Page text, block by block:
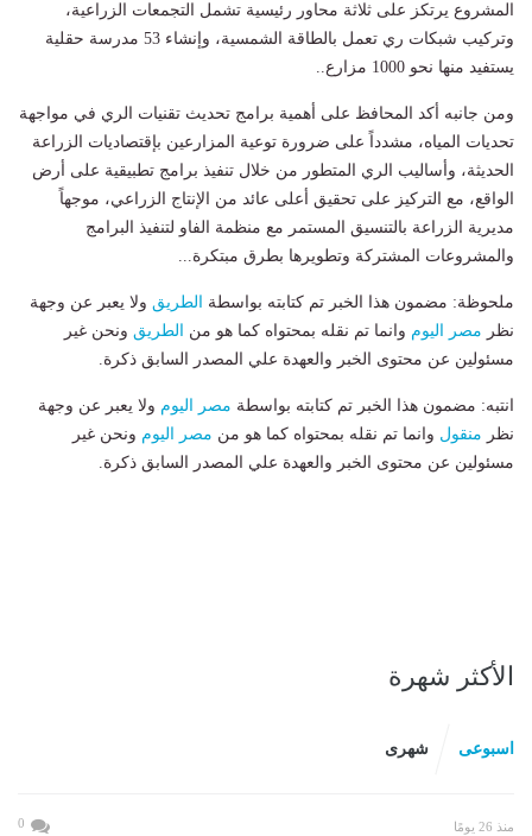
المشروع يرتكز على ثلاثة محاور رئيسية تشمل التجمعات الزراعية،
وتركيب شبكات ري تعمل بالطاقة الشمسية، وإنشاء 53 مدرسة حقلية
يستفيد منها نحو 1000 مزارع..
​ومن جانبه أكد المحافظ على أهمية برامج تحديث تقنيات الري في مواجهة
تحديات المياه، مشدداً على ضرورة توعية المزارعين بإقتصاديات الزراعة
الحديثة، وأساليب الري المتطور من خلال تنفيذ برامج تطبيقية على أرض
الواقع، مع التركيز على تحقيق أعلى عائد من الإنتاج الزراعي، موجهاً
مديرية الزراعة بالتنسيق المستمر مع منظمة الفاو لتنفيذ البرامج
والمشروعات المشتركة وتطويرها بطرق مبتكرة...
ملحوظة: مضمون هذا الخبر تم كتابته بواسطة الطريق ولا يعبر عن وجهة
نظر مصر اليوم وانما تم نقله بمحتواه كما هو من الطريق ونحن غير
مسئولين عن محتوى الخبر والعهدة علي المصدر السابق ذكرة.
انتبه: مضمون هذا الخبر تم كتابته بواسطة مصر اليوم ولا يعبر عن وجهة
نظر منقول وانما تم نقله بمحتواه كما هو من مصر اليوم ونحن غير
مسئولين عن محتوى الخبر والعهدة علي المصدر السابق ذكرة.
الأكثر شهرة
اسبوعى شهرى
منذ 26 يومًا 0